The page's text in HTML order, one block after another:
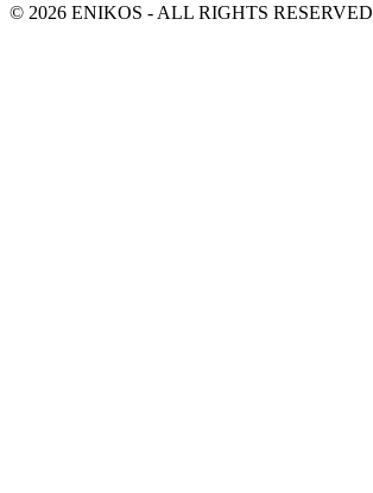
© 2026 ENIKOS - ALL RIGHTS RESERVED